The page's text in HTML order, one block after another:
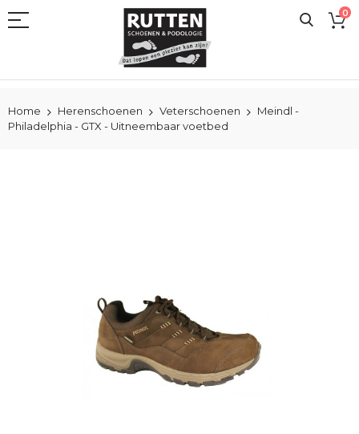
naar
0
Home Herenschoenen Veterschoenen
Meindl -
Philadelphia - GTX - Uitneembaar voetbed